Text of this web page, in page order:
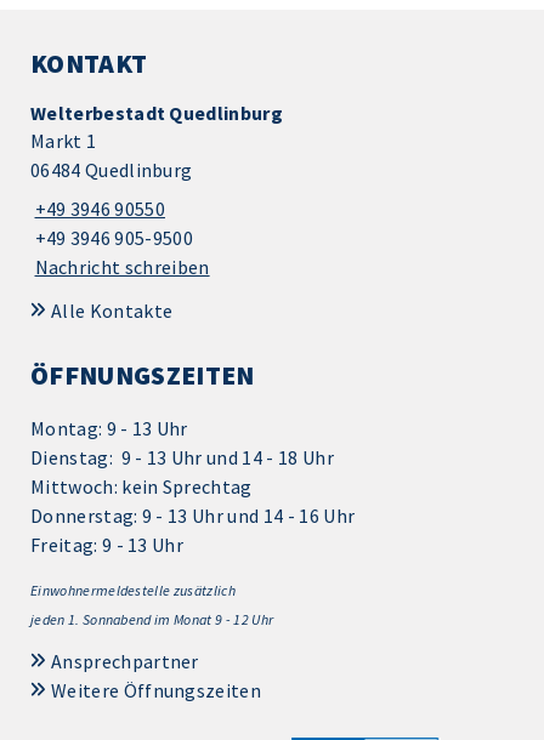
KONTAKT
Welterbestadt Quedlinburg
Markt 1
06484 Quedlinburg
+49 3946 90550
+49 3946 905-9500
Nachricht schreiben
Alle Kontakte
ÖFFNUNGSZEITEN
Montag: 9 - 13 Uhr
Dienstag: 9 - 13 Uhr und 14 - 18 Uhr
Mittwoch: kein Sprechtag
Donnerstag: 9 - 13 Uhr und 14 - 16 Uhr
Freitag: 9 - 13 Uhr
Einwohnermeldestelle zusätzlich
jeden 1. Sonnabend im Monat 9 - 12 Uhr
Ansprechpartner
Weitere Öffnungszeiten